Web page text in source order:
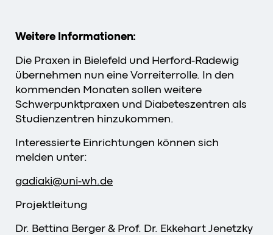
Weitere Informationen:
Die Praxen in Bielefeld und Herford-Radewig
übernehmen nun eine Vorreiterrolle. In den
kommenden Monaten sollen weitere
Schwerpunktpraxen und Diabeteszentren als
Studienzentren hinzukommen.
Interessierte Einrichtungen können sich
melden unter:
gadiaki@uni-wh.de
Projektleitung
Dr. Bettina Berger & Prof. Dr. Ekkehart Jenetzky